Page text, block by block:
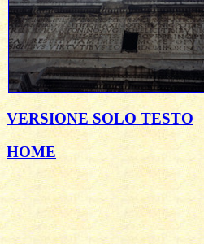
VERSIONE SOLO TESTO
HOME